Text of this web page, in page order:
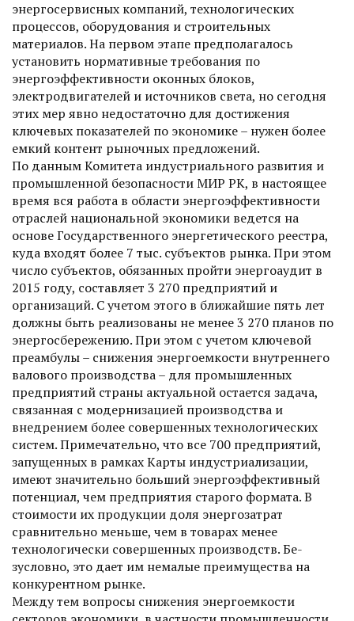
энергосервисных компаний, технологических
процессов, оборудования и строительных
материалов. На первом этапе предполагалось
установить нормативные требования по
энергоэффективности оконных блоков,
электродвигателей и источников света, но сегодня
этих мер явно недостаточно для достижения
ключевых показателей по экономике – нужен более
емкий контент рыночных предложений.
По данным Комитета индустриального развития и
промышленной безопасности МИР РК, в настоящее
время вся работа в области энергоэффективности
отраслей национальной экономики ведется на
основе Государственного энергетического реестра,
куда входят более 7 тыс. субъектов рынка. При этом
число субъектов, обязанных пройти энергоаудит в
2015 году, составляет 3 270 предприятий и
организаций. С учетом этого в ближайшие пять лет
должны быть реализованы не менее 3 270 планов по
энергосбережению. При этом с учетом ключевой
преамбулы – снижения энергоемкости внутреннего
валового производства – для промышленных
предприятий страны актуальной остается задача,
связанная с модернизацией производства и
внедрением более совершенных технологических
систем. Примечательно, что все 700 предприя­тий,
запущенных в рамках Карты индустриализации,
имеют значительно больший энергоэффективный
потенциал, чем предприятия старого формата. В
стои­мости их продукции доля энергозатрат
сравнительно меньше, чем в товарах менее
технологически совершенных производств. Бе­
зусловно, это дает им немалые преимущества на
конкурентном рынке.
Между тем вопросы снижения энергоемкости